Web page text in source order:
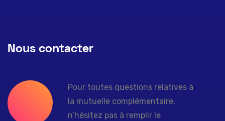
Nous contacter
Pour toutes questions relatives à
la mutuelle complémentaire,
n’hésitez pas à remplir le